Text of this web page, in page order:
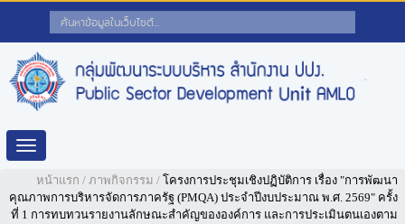
Toggle
navigation
หน้าแรก / ภาพกิจกรรม / โครงการประชุมเชิงปฏิบัติการ เรื่อง "การพัฒนา
คุณภาพการบริหารจัดการภาครัฐ (PMQA) ประจำปีงบประมาณ พ.ศ. 2569" ครั้ง
ที่ 1 การทบทวนรายงานลักษณะสำคัญขององค์การ และการประเมินตนเองตาม